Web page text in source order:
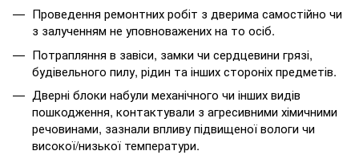
Проведення ремонтних робіт з дверима самостійно чи
з залученням не уповноважених на то осіб.
Потрапляння в завіси, замки чи сердцевини грязі,
будівельного пилу, рідин та інших стороніх предметів.
Дверні блоки набули механічного чи інших видів
пошкодження, контактували з агресивними хімичними
речовинами, зазнали впливу підвищеної вологи чи
високої/низької температури.